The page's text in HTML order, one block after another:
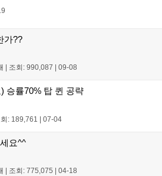
가??
조회: 990,087 09-08
승률70% 탑 퀸 공략
: 189,761 | 07-04
요^^
조회: 775,075 04-18